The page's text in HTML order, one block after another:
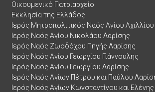
Οικουμενικό Πατριαρχείο
Εκκλησία της Ελλάδος
Ιερός Μητροπολιτικός Ναός Αγίου
Ιερός Ναός Αγίου Νικολάου Λαρίσης
Ιερός Ναός Ζωοδόχου Πηγής Λαρίσης
Ιερός Ναός Αγίου Γεωργίου Γιάννουλης
Ιερός Ναός Αγίου Γεωργίου Λαρίσης
Ιερός Ναός Αγίων Πέτρου και Παύλου
Ιερός Ναός Αγίων Κωνσταντίνου και